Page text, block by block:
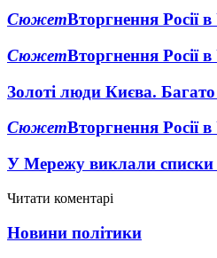
СюжетВторгнення Росії
СюжетВторгнення Росії
Золоті люди Києва.
СюжетВторгнення Росії в
У Мережу виклали списки
Читати коментарі
Новини політики